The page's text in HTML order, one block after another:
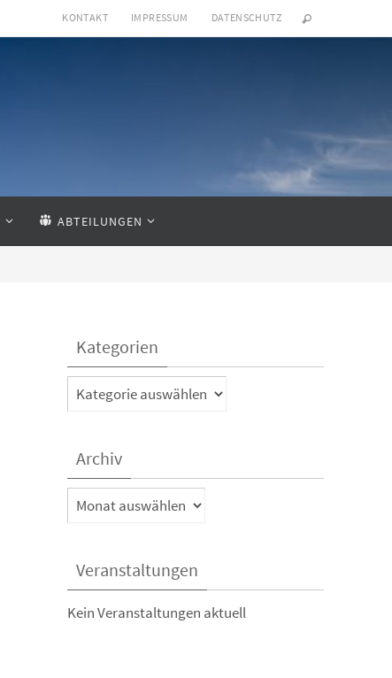
KONTAKT IMPRESSUM DATENSCHUTZ
ABTEILUNGEN
Kategorien
Kategorien
Archiv
Archiv
Veranstaltungen
Kein Veranstaltungen aktuell